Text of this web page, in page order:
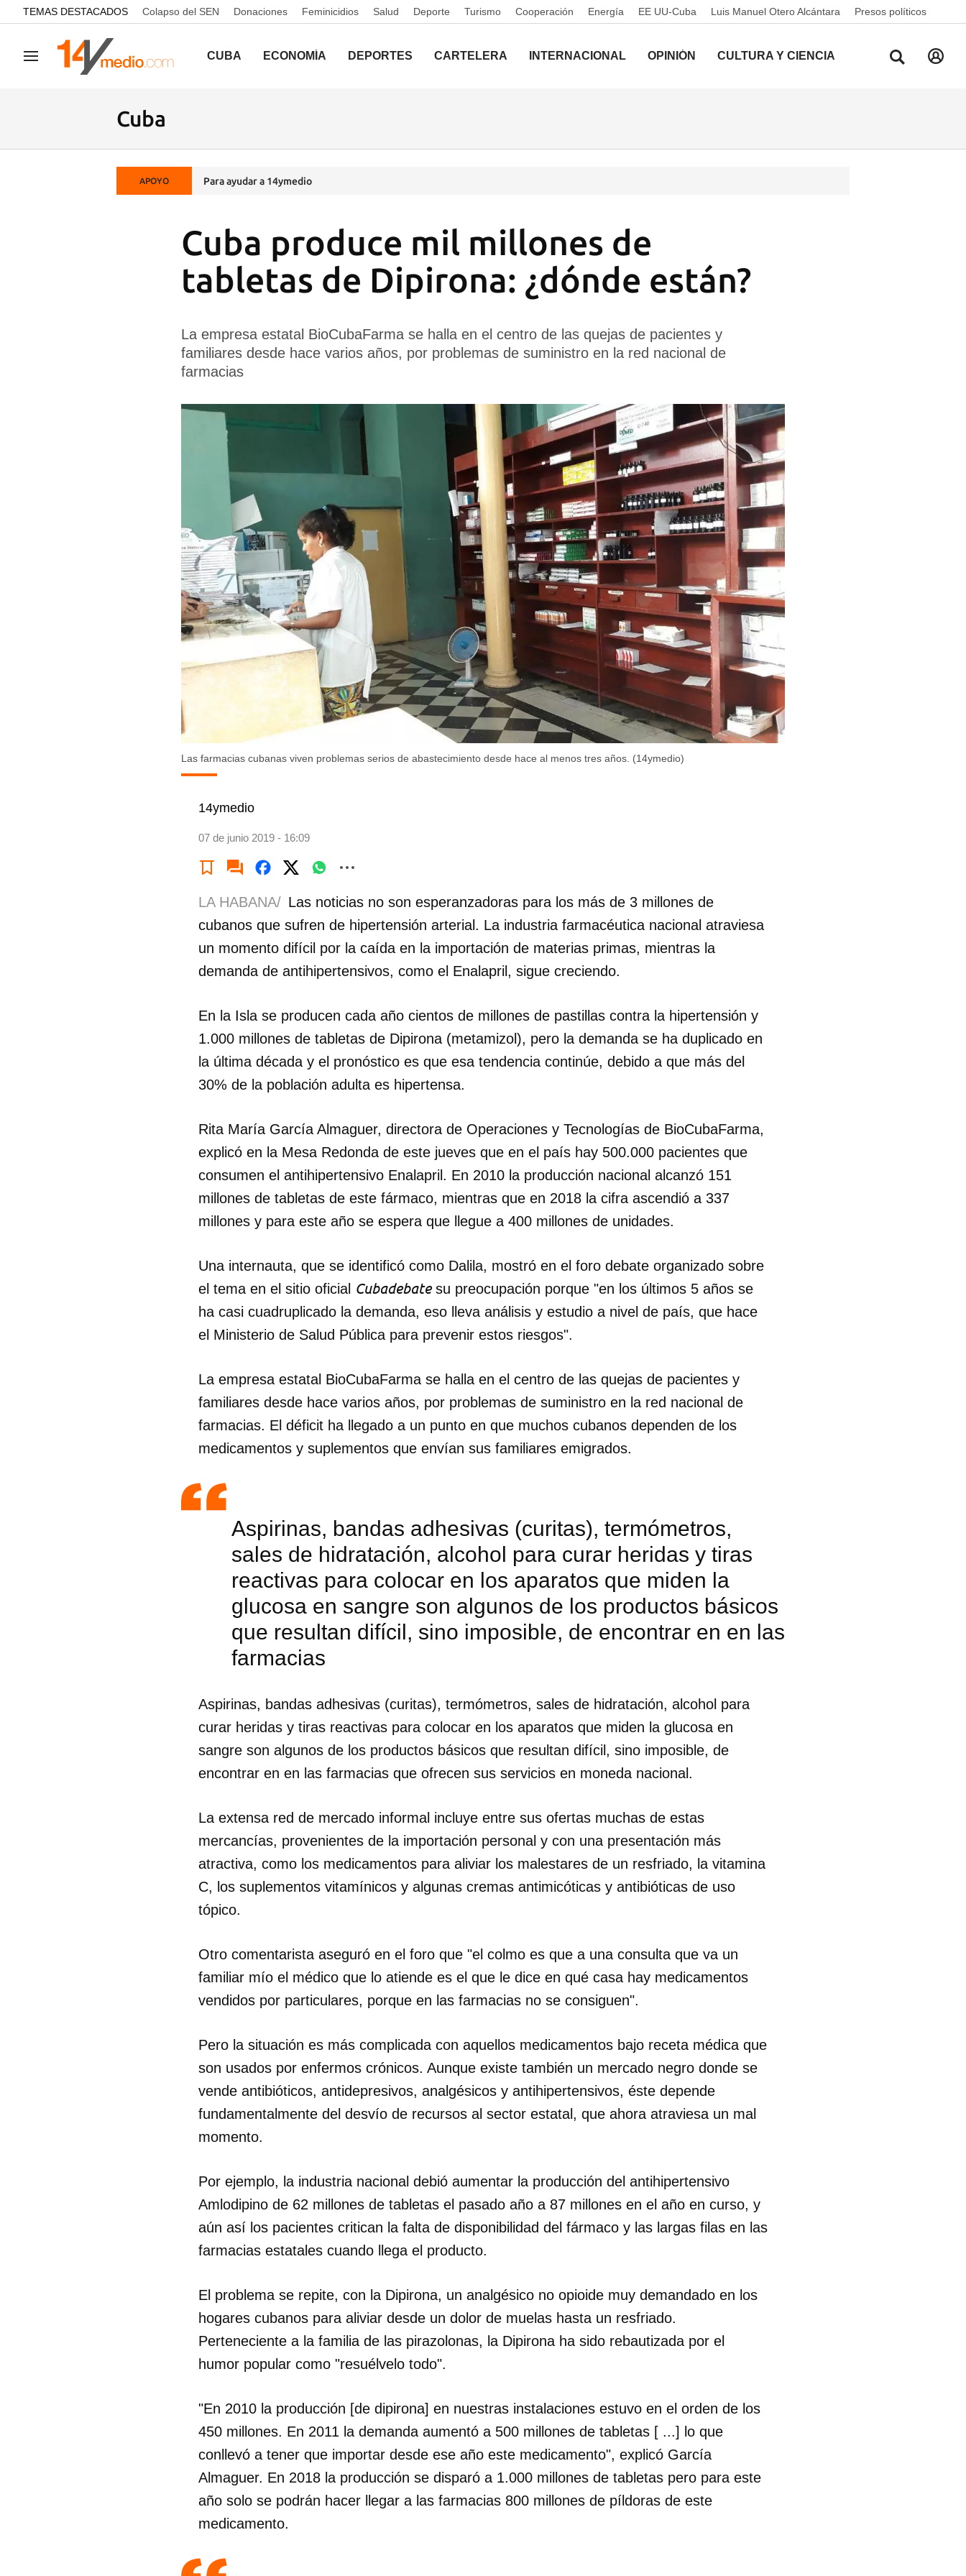
common.go-to-content
TEMAS DESTACADOS Colapso del SEN Donaciones Feminicidios Salud Deporte Turismo Cooperación Energía EE UU-Cuba Luis Manuel Otero Alcántara Presos políticos
Navegación CUBA ECONOMÍA DEPORTES CARTELERA INTERNACIONAL OPINIÓN CULTURA Y CIENCIA
Cuba
APOYO Para ayudar a 14ymedio
Cuba produce mil millones de
tabletas de Dipirona: ¿dónde están?
La empresa estatal BioCubaFarma se halla en el centro de las quejas de pacientes y
familiares desde hace varios años, por problemas de suministro en la red nacional de
farmacias
Las farmacias cubanas viven problemas serios de abastecimiento desde hace al menos tres años. (14ymedio)
14ymedio
07 de junio 2019 - 16:09
Guardar como favorito
Para poder guardar como favorito, primero has de iniciar sesión con tu
cuenta de 14ymedio.
INICIAR SESIÓN
LA HABANA/ Las noticias no son esperanzadoras para los más de 3 millones de
cubanos que sufren de hipertensión arterial. La industria farmacéutica nacional atraviesa
un momento difícil por la caída en la importación de materias primas, mientras la
demanda de antihipertensivos, como el Enalapril, sigue creciendo.
En la Isla se producen cada año cientos de millones de pastillas contra la hipertensión y
1.000 millones de tabletas de Dipirona (metamizol), pero la demanda se ha duplicado en
la última década y el pronóstico es que esa tendencia continúe, debido a que más del
30% de la población adulta es hipertensa.
Rita María García Almaguer, directora de Operaciones y Tecnologías de BioCubaFarma,
explicó en la Mesa Redonda de este jueves que en el país hay 500.000 pacientes que
consumen el antihipertensivo Enalapril. En 2010 la producción nacional alcanzó 151
millones de tabletas de este fármaco, mientras que en 2018 la cifra ascendió a 337
millones y para este año se espera que llegue a 400 millones de unidades.
Una internauta, que se identificó como Dalila, mostró en el foro debate organizado sobre
el tema en el sitio oficial Cubadebatesu preocupación porque "en los últimos 5 años se
ha casi cuadruplicado la demanda, eso lleva análisis y estudio a nivel de país, que hace
el Ministerio de Salud Pública para prevenir estos riesgos".
La empresa estatal BioCubaFarma se halla en el centro de las quejas de pacientes y
familiares desde hace varios años, por problemas de suministro en la red nacional de
farmacias. El déficit ha llegado a un punto en que muchos cubanos dependen de los
medicamentos y suplementos que envían sus familiares emigrados.
Aspirinas, bandas adhesivas (curitas), termómetros,
sales de hidratación, alcohol para curar heridas y tiras
reactivas para colocar en los aparatos que miden la
glucosa en sangre son algunos de los productos básicos
que resultan difícil, sino imposible, de encontrar en en las
farmacias
Aspirinas, bandas adhesivas (curitas), termómetros, sales de hidratación, alcohol para
curar heridas y tiras reactivas para colocar en los aparatos que miden la glucosa en
sangre son algunos de los productos básicos que resultan difícil, sino imposible, de
encontrar en en las farmacias que ofrecen sus servicios en moneda nacional.
La extensa red de mercado informal incluye entre sus ofertas muchas de estas
mercancías, provenientes de la importación personal y con una presentación más
atractiva, como los medicamentos para aliviar los malestares de un resfriado, la vitamina
C, los suplementos vitamínicos y algunas cremas antimicóticas y antibióticas de uso
tópico.
Otro comentarista aseguró en el foro que "el colmo es que a una consulta que va un
familiar mío el médico que lo atiende es el que le dice en qué casa hay medicamentos
vendidos por particulares, porque en las farmacias no se consiguen".
Pero la situación es más complicada con aquellos medicamentos bajo receta médica que
son usados por enfermos crónicos. Aunque existe también un mercado negro donde se
vende antibióticos, antidepresivos, analgésicos y antihipertensivos, éste depende
fundamentalmente del desvío de recursos al sector estatal, que ahora atraviesa un mal
momento.
Por ejemplo, la industria nacional debió aumentar la producción del antihipertensivo
Amlodipino de 62 millones de tabletas el pasado año a 87 millones en el año en curso, y
aún así los pacientes critican la falta de disponibilidad del fármaco y las largas filas en las
farmacias estatales cuando llega el producto.
El problema se repite, con la Dipirona, un analgésico no opioide muy demandado en los
hogares cubanos para aliviar desde un dolor de muelas hasta un resfriado.
Perteneciente a la familia de las pirazolonas, la Dipirona ha sido rebautizada por el
humor popular como "resuélvelo todo".
"En 2010 la producción [de dipirona] en nuestras instalaciones estuvo en el orden de los
450 millones. En 2011 la demanda aumentó a 500 millones de tabletas [ ...] lo que
conllevó a tener que importar desde ese año este medicamento", explicó García
Almaguer. En 2018 la producción se disparó a 1.000 millones de tabletas pero para este
año solo se podrán hacer llegar a las farmacias 800 millones de píldoras de este
medicamento.